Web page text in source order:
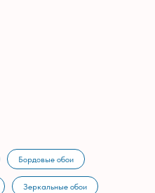
Бордовые обои
Зеркальные обои